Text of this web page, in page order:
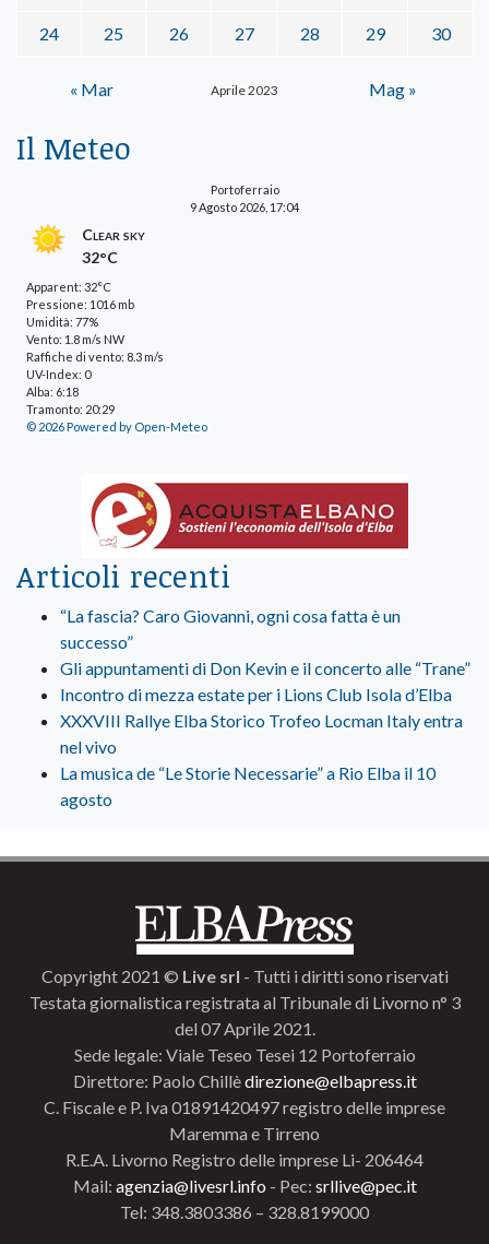
Aprile 2023
24 25 26 27 28 29 30
« Mar Mag »
Il Meteo
Portoferraio
9 Agosto 2026, 17:04
Clear sky
32°C
Apparent: 32°C
Pressione: 1016 mb
Umidità: 77%
Vento: 1.8 m/s NW
Raffiche di vento: 8.3 m/s
UV-Index: 0
Alba: 6:18
Tramonto: 20:29
© 2026 Powered by Open-Meteo
Articoli recenti
“La fascia? Caro Giovanni, ogni cosa fatta è un
successo”
Gli appuntamenti di Don Kevin e il concerto alle “Trane”
Incontro di mezza estate per i Lions Club Isola d’Elba
XXXVIII Rallye Elba Storico Trofeo Locman Italy entra
nel vivo
La musica de “Le Storie Necessarie” a Rio Elba il 10
agosto
Copyright 2021 © Live srl - Tutti i diritti sono riservati
Testata giornalistica registrata al Tribunale di Livorno n° 3
del 07 Aprile 2021.
Sede legale: Viale Teseo Tesei 12 Portoferraio
Direttore: Paolo Chillèdirezione@elbapress.it
C. Fiscale e P. Iva 01891420497 registro delle imprese
Maremma e Tirreno
R.E.A. Livorno Registro delle imprese Li- 206464
Mail: agenzia@livesrl.info - Pec: srllive@pec.it
Tel: 348.3803386 – 328.8199000